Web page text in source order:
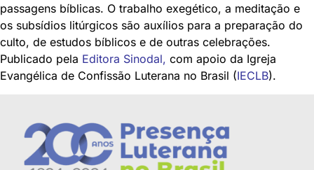
passagens bíblicas. O trabalho exegético, a meditação e
os subsídios litúrgicos são auxílios para a preparação do
culto, de estudos bíblicos e de outras celebrações.
Publicado pela Editora Sinodal, com apoio da Igreja
Evangélica de Confissão Luterana no Brasil (IECLB).